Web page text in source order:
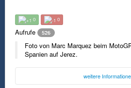
0 0
Aufrufe 526
Foto von Marc Marquez beim
Spanien auf Jerez.
weitere